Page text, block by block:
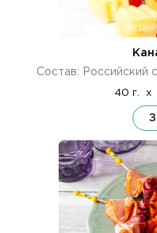
Состав: Российский
40 г. x